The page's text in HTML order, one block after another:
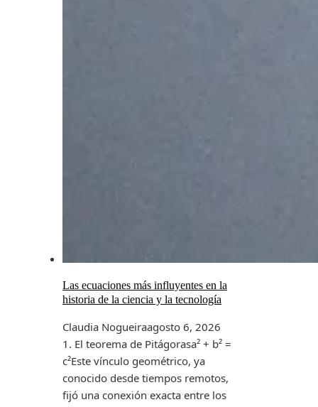
Las ecuaciones más influyentes en la
historia de la ciencia y la tecnología
Claudia Nogueiraagosto 6, 2026
1. El teorema de Pitágorasa² + b² =
c²Este vínculo geométrico, ya
conocido desde tiempos remotos,
fijó una conexión exacta entre los